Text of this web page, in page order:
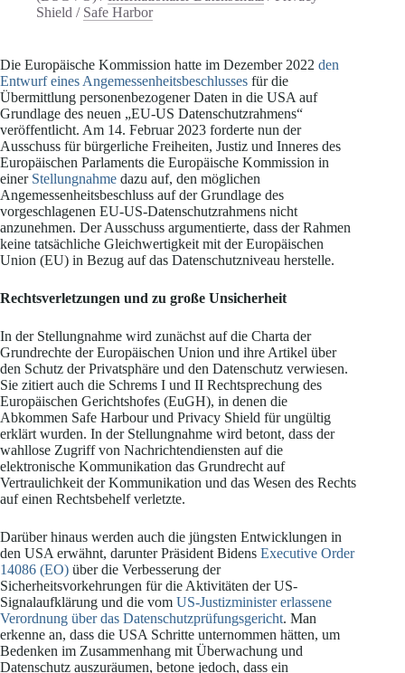
Shield / Safe Harbor
Die Europäische Kommission hatte im Dezember 2022 den
Entwurf eines Angemessenheitsbeschlusses für die
Übermittlung personenbezogener Daten in die USA auf
Grundlage des neuen „EU-US Datenschutzrahmens“
veröffentlicht. Am 14. Februar 2023 forderte nun der
Ausschuss für bürgerliche Freiheiten, Justiz und Inneres des
Europäischen Parlaments die Europäische Kommission in
einer Stellungnahme dazu auf, den möglichen
Angemessenheitsbeschluss auf der Grundlage des
vorgeschlagenen EU-US-Datenschutzrahmens nicht
anzunehmen. Der Ausschuss argumentierte, dass der Rahmen
keine tatsächliche Gleichwertigkeit mit der Europäischen
Union (EU) in Bezug auf das Datenschutzniveau herstelle.
Rechtsverletzungen und zu große Unsicherheit
In der Stellungnahme wird zunächst auf die Charta der
Grundrechte der Europäischen Union und ihre Artikel über
den Schutz der Privatsphäre und den Datenschutz verwiesen.
Sie zitiert auch die Schrems I und II Rechtsprechung des
Europäischen Gerichtshofes (EuGH), in denen die
Abkommen Safe Harbour und Privacy Shield für ungültig
erklärt wurden. In der Stellungnahme wird betont, dass der
wahllose Zugriff von Nachrichtendiensten auf die
elektronische Kommunikation das Grundrecht auf
Vertraulichkeit der Kommunikation und das Wesen des Rechts
auf einen Rechtsbehelf verletzte.
Darüber hinaus werden auch die jüngsten Entwicklungen in
den USA erwähnt, darunter Präsident Bidens Executive Order
14086 (EO) über die Verbesserung der
Sicherheitsvorkehrungen für die Aktivitäten der US-
Signalaufklärung und die vom US-Justizminister erlassene
Verordnung über das Datenschutzprüfungsgericht. Man
erkenne an, dass die USA Schritte unternommen hätten, um
Bedenken im Zusammenhang mit Überwachung und
Datenschutz auszuräumen, betone jedoch, dass ein